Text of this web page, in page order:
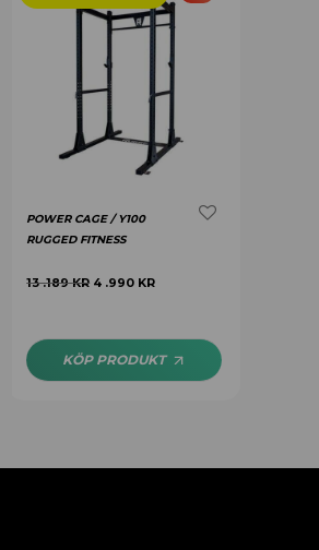
POWER CAGE / Y100
RUGGED FITNESS
13 .189KR 4 .990 KR
KÖP PRODUKT